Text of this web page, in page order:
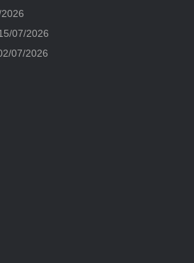
07/2026
07/2026